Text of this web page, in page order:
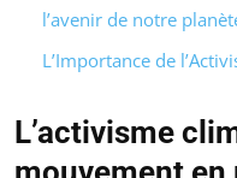
l’avenir de notre
L’Importance de
L’activisme